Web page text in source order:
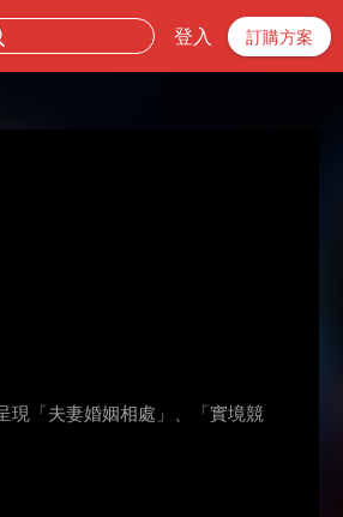
登入 訂購方案
現「夫妻婚姻相處」、「實境競